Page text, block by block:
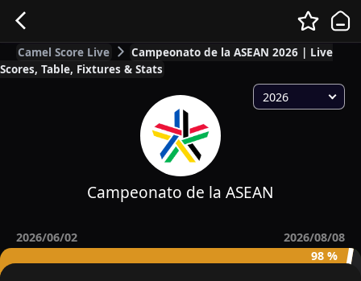
Camel Score Live
Campeonato de la ASEAN 2026 | Live
Scores, Table, Fixtures & Stats
2026
Campeonato de la ASEAN
2026/06/02
2026/08/08
98 %